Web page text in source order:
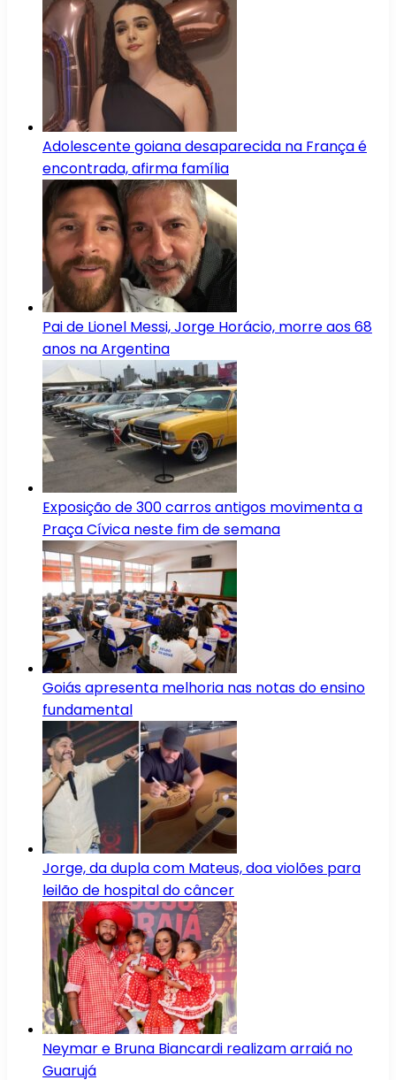
Adolescente goiana desaparecida na França é
encontrada, afirma família
Pai de Lionel Messi, Jorge Horácio, morre aos 68
anos na Argentina
Exposição de 300 carros antigos movimenta a
Praça Cívica neste fim de semana
Goiás apresenta melhoria nas notas do ensino
fundamental
Jorge, da dupla com Mateus, doa violões para
leilão de hospital do câncer
Neymar e Bruna Biancardi realizam arraiá no
Guarujá